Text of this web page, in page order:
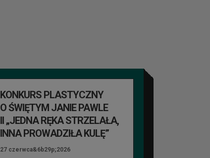
KONKURS PLASTYCZNY
O ŚWIĘTYM JANIE PAWLE
II „JEDNA RĘKA STRZELAŁA,
INNA PROWADZIŁA KULĘ”
27 czerwca&6b29p;2026